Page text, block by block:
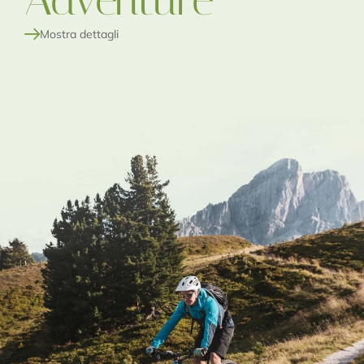
Mostra dettagli
Mostra dettagli
Mostra dettagli